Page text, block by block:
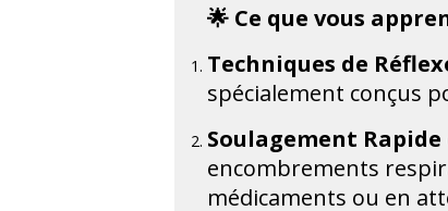
🌟 Ce que vous
Techniques de
spécialement conçus
Soulagement
encombrements
médicaments ou en